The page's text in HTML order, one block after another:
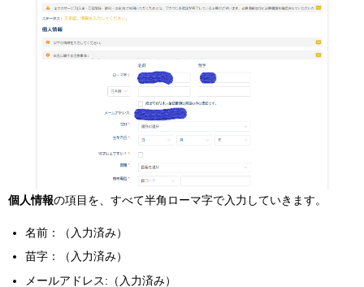
個人情報の項目を、すべて半角ローマ字で入力していきます。
名前：（入力済み）
苗字：（入力済み）
メールアドレス:（入力済み）